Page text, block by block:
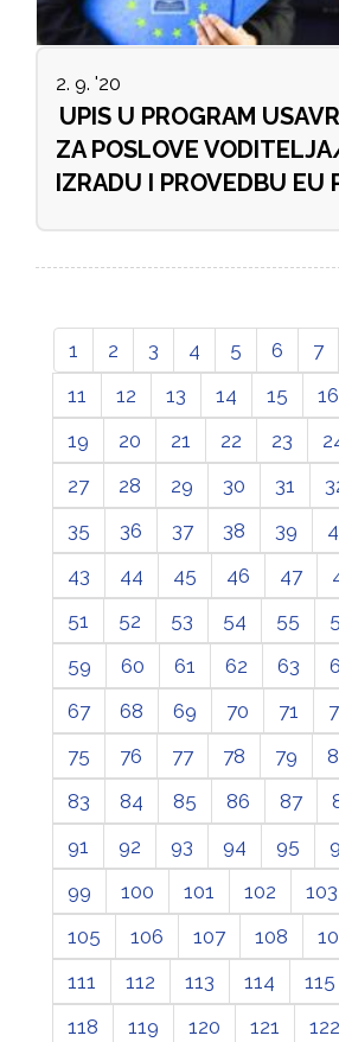
2. 9. '20
UPIS U PROGRAM
ZA POSLOVE
IZRADU I PROVEDBU EU
1 2 3 4 5 6 7
11
12 13 14 15 16
19
20 21 22 23
27
28 29 30 31
35
36 37 38 39
43
44 45 46 47
51
52 53 54 55
59
60 61 62 63
67
68 69 70 71
75
76 77 78 79
83
84 85 86 87
91
92 93 94 95
99
100 101 102 103
105
106 107 108
111
112 113 114 115
118
119 120 121 122